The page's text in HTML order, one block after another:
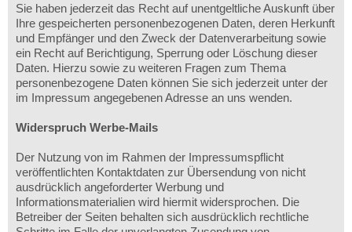
Sie haben jederzeit das Recht auf unentgeltliche Auskunft über
Ihre gespeicherten personenbezogenen Daten, deren Herkunft
und Empfänger und den Zweck der Datenverarbeitung sowie
ein Recht auf Berichtigung, Sperrung oder Löschung dieser
Daten. Hierzu sowie zu weiteren Fragen zum Thema
personenbezogene Daten können Sie sich jederzeit unter der
im Impressum angegebenen Adresse an uns wenden.
Widerspruch Werbe-Mails
Der Nutzung von im Rahmen der Impressumspflicht
veröffentlichten Kontaktdaten zur Übersendung von nicht
ausdrücklich angeforderter Werbung und
Informationsmaterialien wird hiermit widersprochen. Die
Betreiber der Seiten behalten sich ausdrücklich rechtliche